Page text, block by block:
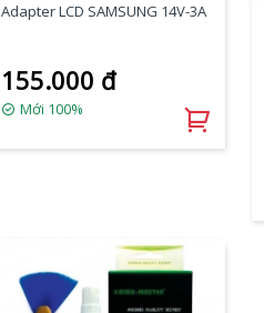
Adapter LCD SAMSUNG 14V-3A
155.000 đ
Mới 100%